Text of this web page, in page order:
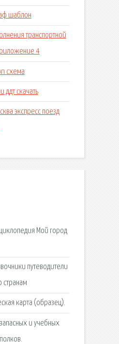
шаблон
транспортной
4
схема
ддт скачать
экспресс поезд
Мой город
путеводители
странам
карта (образец).
и учебных